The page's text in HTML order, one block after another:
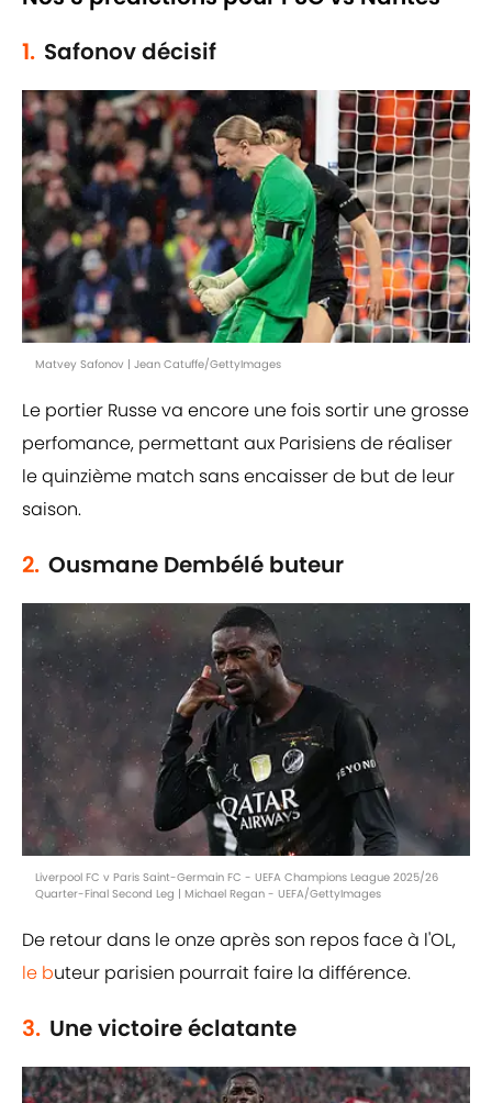
1. Safonov décisif
Matvey Safonov | Jean Catuffe/GettyImages
Le portier Russe va encore une fois sortir une grosse
perfomance, permettant aux Parisiens de réaliser
le quinzième match sans encaisser de but de leur
saison.
2. Ousmane Dembélé buteur
Liverpool FC v Paris Saint-Germain FC - UEFA Champions League 2025/26
Quarter-Final Second Leg | Michael Regan - UEFA/GettyImages
De retour dans le onze après son repos face à l'OL,
le buteur parisien pourrait faire la différence.
3. Une victoire éclatante